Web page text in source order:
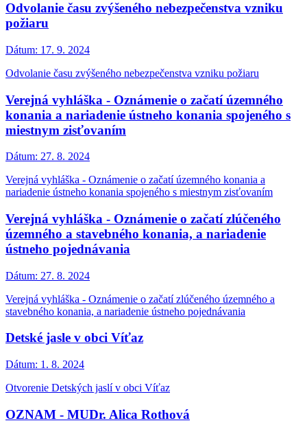
Odvolanie času zvýšeného nebezpečenstva vzniku
požiaru
Dátum: 17. 9. 2024
Odvolanie času zvýšeného nebezpečenstva vzniku požiaru
Verejná vyhláška - Oznámenie o začatí územného
konania a nariadenie ústneho konania spojeného s
miestnym zisťovaním
Dátum: 27. 8. 2024
Verejná vyhláška - Oznámenie o začatí územného konania a
nariadenie ústneho konania spojeného s miestnym zisťovaním
Verejná vyhláška - Oznámenie o začatí zlúčeného
územného a stavebného konania, a nariadenie
ústneho pojednávania
Dátum: 27. 8. 2024
Verejná vyhláška - Oznámenie o začatí zlúčeného územného a
stavebného konania, a nariadenie ústneho pojednávania
Detské jasle v obci Víťaz
Dátum: 1. 8. 2024
Otvorenie Detských jaslí v obci Víťaz
OZNAM - MUDr. Alica Rothová